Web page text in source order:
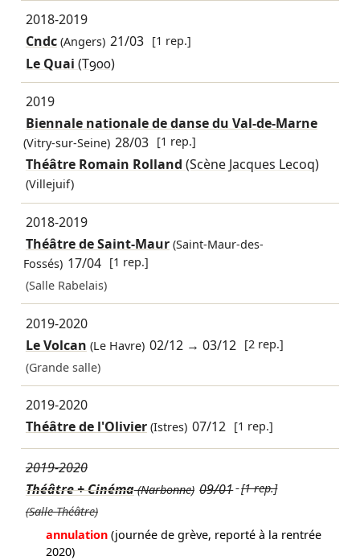
2018-2019
Cndc(Angers) 21/03 [1 rep.]
Le Quai (T900)
2019
Biennale nationale de danse du Val-de-Marne
(Vitry-sur-Seine) 28/03 [1 rep.]
Théâtre Romain Rolland (Scène Jacques Lecoq)
(Villejuif)
2018-2019
Théâtre de Saint-Maur(Saint-Maur-des-
Fossés) 17/04 [1 rep.]
(Salle Rabelais)
2019-2020
Le Volcan (Le Havre) 02/12 →03/12 [2 rep.]
(Grande salle)
2019-2020
Théâtre de l'Olivier(Istres) 07/12 [1 rep.]
2019-2020
Théâtre + Cinéma(Narbonne) 09/01 [1 rep.]
(Salle Théâtre)
annulation (journée de grève, reporté à la rentrée
2020)